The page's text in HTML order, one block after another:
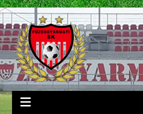
Skip
to
content